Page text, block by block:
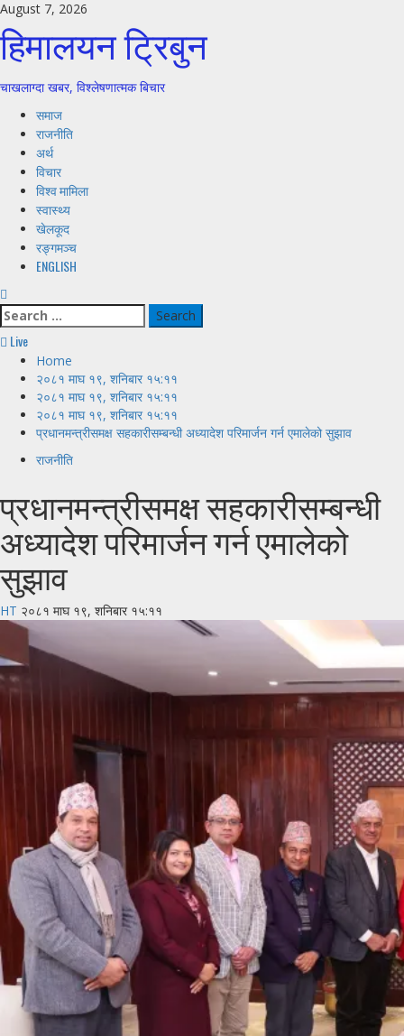
Skip
to
content
August 7, 2026
हिमालयन ट्रिबुन
चाखलाग्दा खबर, विश्लेषणात्मक बिचार
Primary
Menu
समाज
राजनीति
अर्थ
विचार
विश्व मामिला
स्वास्थ्य
खेलकूद
रङ्गमञ्च
ENGLISH
Search
for:
Live
Home
२०८१ माघ १९, शनिबार १५:११
२०८१ माघ १९, शनिबार १५:११
२०८१ माघ १९, शनिबार १५:११
प्रधानमन्त्रीसमक्ष सहकारीसम्बन्धी अध्यादेश परिमार्जन गर्न एमालेको सुझाव
राजनीति
प्रधानमन्त्रीसमक्ष सहकारीसम्बन्धी
अध्यादेश परिमार्जन गर्न एमालेको
सुझाव
HT २०८१ माघ १९, शनिबार १५:११